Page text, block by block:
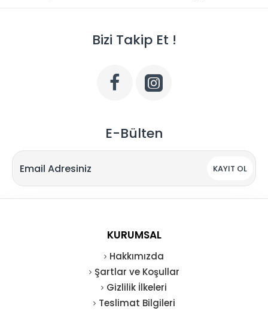
Bizi Takip Et !
E-Bülten
KAYIT OL
KURUMSAL
Hakkımızda
Şartlar ve Koşullar
Gizlilik İlkeleri
Teslimat Bilgileri